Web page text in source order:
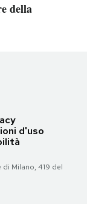
della
d'uso
di Milano, 419 del